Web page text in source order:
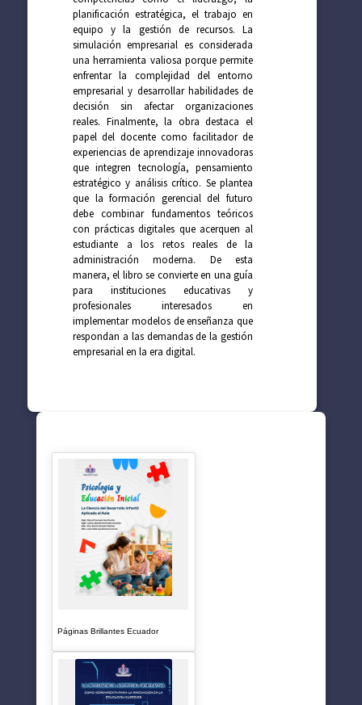
planificación estratégica, el trabajo en
equipo y la gestión de recursos. La
simulación empresarial es considerada
una herramienta valiosa porque permite
enfrentar la complejidad del entorno
empresarial y desarrollar habilidades de
decisión sin afectar organizaciones
reales. Finalmente, la obra destaca el
papel del docente como facilitador de
experiencias de aprendizaje innovadoras
que integren tecnología, pensamiento
estratégico y análisis crítico. Se plantea
que la formación gerencial del futuro
debe combinar fundamentos teóricos
con prácticas digitales que acerquen al
estudiante a los retos reales de la
administración moderna. De esta
manera, el libro se convierte en una guía
para instituciones educativas y
profesionales interesados en
implementar modelos de enseñanza que
respondan a las demandas de la gestión
empresarial en la era digital.
Páginas Brillantes Ecuador